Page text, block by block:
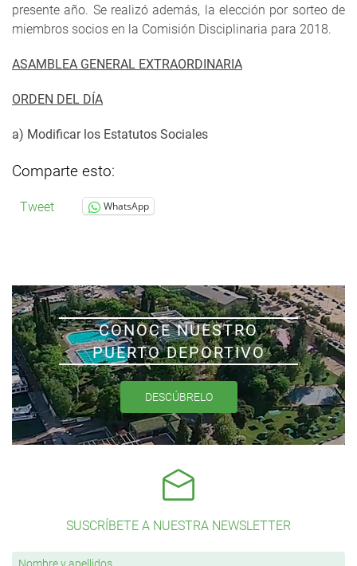
presente año. Se realizó además, la elección por sorteo de
miembros socios en la Comisión Disciplinaria para 2018.
ASAMBLEA GENERAL EXTRAORDINARIA
ORDEN DEL DÍA
a) Modificar los Estatutos Sociales
Comparte esto:
Tweet WhatsApp
CONOCE NUESTRO
PUERTO DEPORTIVO
DESCÚBRELO
SUSCRÍBETE A NUESTRA NEWSLETTER